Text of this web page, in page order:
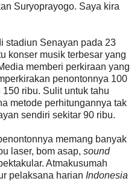
Suryoprayogo. Saya kira
stadiun Senayan pada 23
konser musik terbesar yang
memberi perkiraan yang
penontonnya 100
ribu. Sulit untuk tahu
metode perhitungannya tak
sendiri sekitar 90 ribu.
memang banyak
laser, bom asap, sound
Atmakusumah
pelaksana harian Indonesia